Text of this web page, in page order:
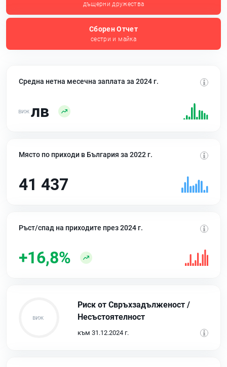
дъщерни дружества
Сборен Отчет
сестри и майка
Средна нетна месечна заплата за 2024 г.
лв
Място по приходи в България за 2022 г.
41 437
Ръст/спад на приходите през 2024 г.
+16,8%
Риск от Свръхзадълженост /
Несъстоятелност
към 31.12.2024 г.